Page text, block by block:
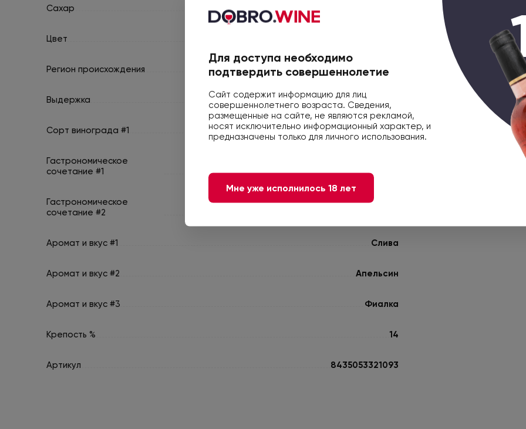
Сахар
Цвет
Регион происхождения Хумилья
Выдержка 12 месяцев
Сорт винограда #1 Пти Вердо
Гастрономическое
сочетание #1
Гастрономическое
сочетание #2
К блюдам из птицы
Аромат и вкус #1 Слива
Аромат и вкус #2 Апельсин
Аромат и вкус #3 Фиалка
Крепость % 14
Артикул 8435053321093
Для доступа необходимо
подтвердить совершеннолетие
Сайт содержит информацию для лиц
совершеннолетнего возраста. Сведения,
размещенные на сайте, не являются рекламой,
носят исключительно информационный характер, и
предназначены только для личного использования.
Мне уже исполнилось 18 лет